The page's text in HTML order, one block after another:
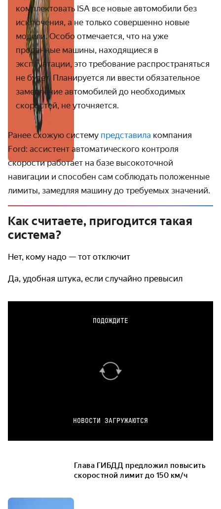
комплектовать ISA все новые автомобили без
исключения, а не только совершенно новые
модели. Особо отмечается, что на уже
проданные машины, находящиеся в
эксплуатации, это требование распространяться
не будет. Планируется ли ввести обязательное
замедление автомобилей до необходимых
скоростей, не уточняется.
Ранее схожую систему представила компания
Ford: ассистент автоматического контроля
скорости работает на базе высокоточной
навигации и способен сам соблюдать положенные
лимиты, замедляя машину до требуемых значений.
Как считаете, пригодится такая
система?
Нет, кому надо — тот отключит
Да, удобная штука, если случайно превысил
ПОДОЖДИТЕ
НОВОСТИ ЗАГРУЖАЮТСЯ
Глава ГИБДД предложил повысить
скоростной лимит до 150 км/ч